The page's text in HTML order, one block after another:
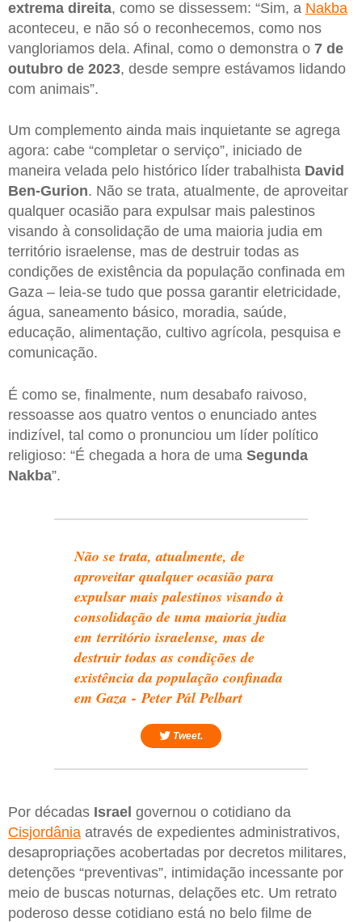
extrema direita, como se dissessem: “Sim, a Nakba
aconteceu, e não só o reconhecemos, como nos
vangloriamos dela. Afinal, como o demonstra o 7 de
outubro de 2023, desde sempre estávamos lidando
com animais”.
Um complemento ainda mais inquietante se agrega
agora: cabe “completar o serviço”, iniciado de
maneira velada pelo histórico líder trabalhista David
Ben-Gurion. Não se trata, atualmente, de aproveitar
qualquer ocasião para expulsar mais palestinos
visando à consolidação de uma maioria judia em
território israelense, mas de destruir todas as
condições de existência da população confinada em
Gaza – leia-se tudo que possa garantir eletricidade,
água, saneamento básico, moradia, saúde,
educação, alimentação, cultivo agrícola, pesquisa e
comunicação.
É como se, finalmente, num desabafo raivoso,
ressoasse aos quatro ventos o enunciado antes
indizível, tal como o pronunciou um líder político
religioso: “É chegada a hora de uma Segunda
Nakba”.
Não se trata, atualmente, de
aproveitar qualquer ocasião para
expulsar mais palestinos visando à
consolidação de uma maioria judia
em território israelense, mas de
destruir todas as condições de
existência da população confinada
em Gaza - Peter Pál Pelbart
Tweet.
Por décadas Israel governou o cotidiano da
Cisjordânia através de expedientes administrativos,
desapropriações acobertadas por decretos militares,
detenções “preventivas”, intimidação incessante por
meio de buscas noturnas, delações etc. Um retrato
poderoso desse cotidiano está no belo filme de